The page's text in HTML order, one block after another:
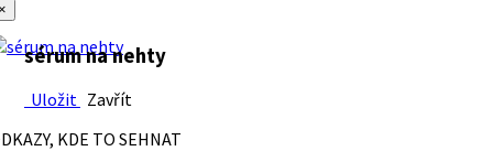
sérum na nehty
Uložit Zavřít
KDE TO SEHNAT